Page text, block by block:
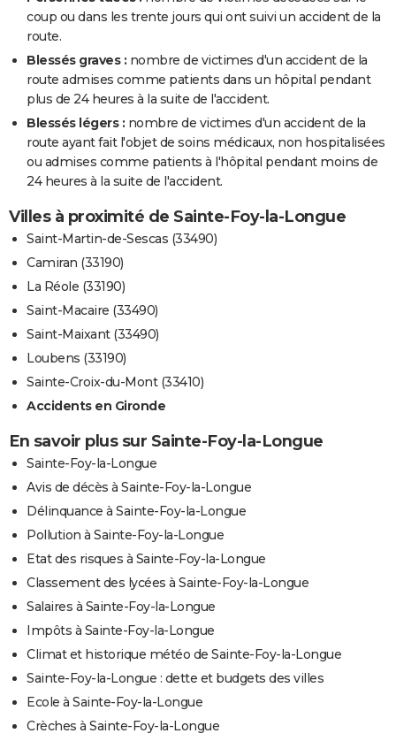
coup ou dans les trente jours qui ont suivi un accident de la
route.
Blessés graves : nombre de victimes d'un accident de la
route admises comme patients dans un hôpital pendant
plus de 24 heures à la suite de l'accident.
Blessés légers : nombre de victimes d'un accident de la
route ayant fait l'objet de soins médicaux, non hospitalisées
ou admises comme patients à l'hôpital pendant moins de
24 heures à la suite de l'accident.
Villes à proximité de Sainte-Foy-la-Longue
Saint-Martin-de-Sescas (33490)
Camiran (33190)
La Réole (33190)
Saint-Macaire (33490)
Saint-Maixant (33490)
Loubens (33190)
Sainte-Croix-du-Mont (33410)
Accidents en Gironde
En savoir plus sur Sainte-Foy-la-Longue
Sainte-Foy-la-Longue
Avis de décès à Sainte-Foy-la-Longue
Délinquance à Sainte-Foy-la-Longue
Pollution à Sainte-Foy-la-Longue
Etat des risques à Sainte-Foy-la-Longue
Classement des lycées à Sainte-Foy-la-Longue
Salaires à Sainte-Foy-la-Longue
Impôts à Sainte-Foy-la-Longue
Climat et historique météo de Sainte-Foy-la-Longue
Sainte-Foy-la-Longue : dette et budgets des villes
Ecole à Sainte-Foy-la-Longue
Crèches à Sainte-Foy-la-Longue